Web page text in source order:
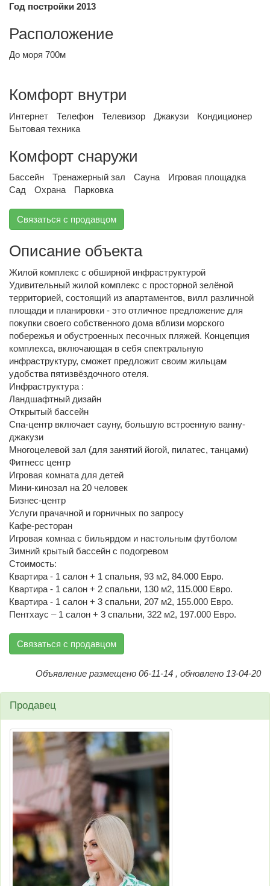
Год постройки 2013
Расположение
До моря 700м
Комфорт внутри
Интернет Телефон Телевизор Джакузи
Кондиционер
Бытовая техника
Комфорт снаружи
Бассейн Тренажерный зал Сауна
Игровая площадка
Сад
Охрана Парковка
Связаться с продавцом
Описание объекта
Жилой комплекс с обширной инфраструктурой
Удивительный жилой комплекс с просторной зелёной
территорией, состоящий из апартаментов, вилл различной
площади и планировки - это отличное предложение для
покупки своего собственного дома вблизи морского
побережья и обустроенных песочных пляжей. Концепция
комплекса, включающая в себя спектральную
инфраструктуру, сможет предложит своим жильцам
удобства пятизвёздочного отеля.
Инфраструктура :
Ландшафтный дизайн
Открытый бассейн
Спа-центр включает сауну, большую встроенную ванну-
джакузи
Многоцелевой зал (для занятий йогой, пилатес, танцами)
Фитнесс центр
Игровая комната для детей
Мини-кинозал на 20 человек
Бизнес-центр
Услуги прачачной и горничных по запросу
Кафе-ресторан
Игровая комнаа с бильярдом и настольным футболом
Зимний крытый бассейн с подогревом
Стоимость:
Квартира - 1 салон + 1 спальня, 93 м2, 84.000 Евро.
Квартира - 1 салон + 2 спальни, 130 м2, 115.000 Евро.
Квартира - 1 салон + 3 спальни, 207 м2, 155.000 Евро.
Пентхаус – 1 салон + 3 спальни, 322 м2, 197.000 Евро.
Связаться с продавцом
Объявление размещено 06-11-14 , обновлено 13-04-20
Продавец